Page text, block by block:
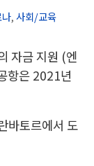
,사회/교육
자금 지원 (엔
항은 2021년
바토르에서 도